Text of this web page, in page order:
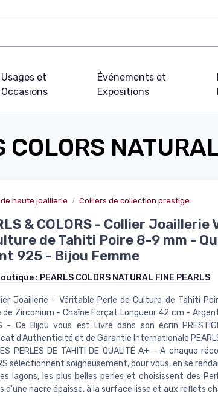
Usages et
Occasions
Événements et
Expositions
COLORS
haute joaillerie Colliers de collection prestige
& COLORS - Collier Joaillerie
de Tahiti Poire 8-9 mm -
925 - Bijou Femme
: PEARLS COLORS NATURAL FINE PEARLS
Joaillerie - Véritable Perle de Culture de Tahiti
de Zirconium - Chaîne Forçat Longueur 42 cm -
- Ce Bijou vous est Livré dans son écrin
d'Authenticité et de Garantie Internationale PEARLS
PERLES DE TAHITI DE QUALITÉ A+ - A chaque
sélectionnent soigneusement, pour vous, en se
lagons, les plus belles perles et choisissent des
d'une nacre épaisse, à la surface lisse et aux reflets